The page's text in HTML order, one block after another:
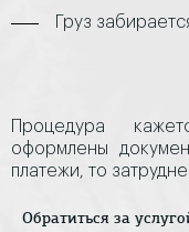
Груз
Процедура
оформлены
платежи, то
Обратиться за